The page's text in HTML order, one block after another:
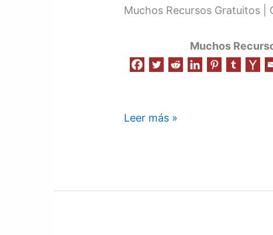
Muchos Recursos Gratuitos |
Muchos
Leer más »